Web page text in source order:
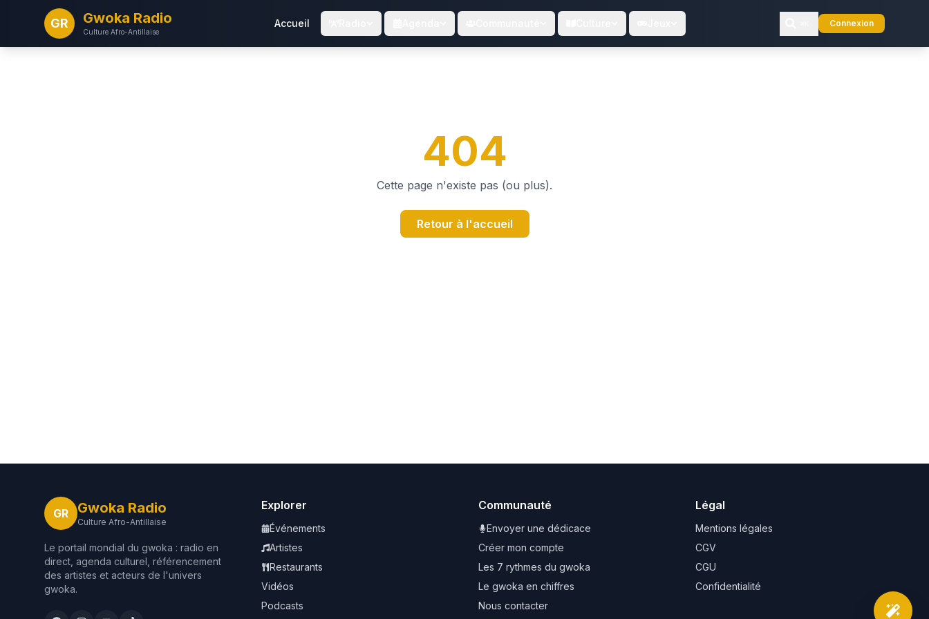
GR Gwoka Radio
Culture Afro-Antillaise
Accueil Connexion
404
Cette page n'existe pas (ou plus).
Retour à l'accueil
GR Gwoka Radio
Culture Afro-Antillaise
Le portail mondial du gwoka : radio en
direct, agenda culturel, référencement
des artistes et acteurs de l'univers
gwoka.
Explorer
Événements
Artistes
Restaurants
Vidéos
Podcasts
Communauté
Envoyer une dédicace
Créer mon compte
Les 7 rythmes du gwoka
Le gwoka en chiffres
Nous contacter
Légal
Mentions légales
CGV
CGU
Confidentialité